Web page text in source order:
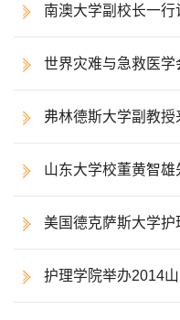
南澳大学副校长一行
世界灾难与急救医
弗林德斯大学副教授
山东大学校董黄智
美国德克萨斯大学
理学院护理学院举办2014